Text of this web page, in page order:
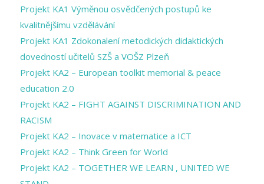
Projekt KA1 Výměnou osvědčených postupů ke
kvalitnějšímu vzdělávání
Projekt KA1 Zdokonalení metodických didaktických
dovedností učitelů SZŠ a VOŠZ Plzeň
Projekt KA2 – European toolkit memorial & peace
education 2.0
Projekt KA2 – FIGHT AGAINST DISCRIMINATION AND
RACISM
Projekt KA2 – Inovace v matematice a ICT
Projekt KA2 – Think Green for World
Projekt KA2 – TOGETHER WE LEARN , UNITED WE